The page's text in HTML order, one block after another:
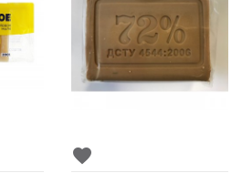
favorite